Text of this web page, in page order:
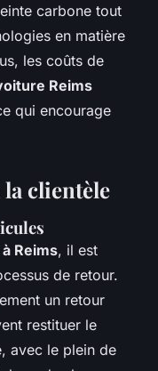
carbone tout
en matière
les coûts de
Reims
qui encourage
la clientèle
Reims, il est
de retour.
un retour
restituer le
avec le plein de